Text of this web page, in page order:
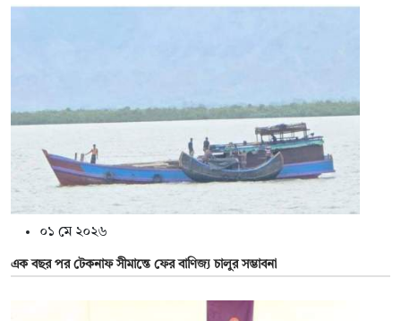
০১ মে ২০২৬
এক বছর পর টেকনাফ সীমান্তে ফের বাণিজ্য চালুর সম্ভাবনা